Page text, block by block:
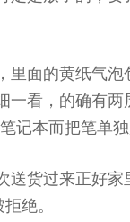
面的黄纸气泡
看，的确有两
记本而把笔单独
送货过来正好
绝。